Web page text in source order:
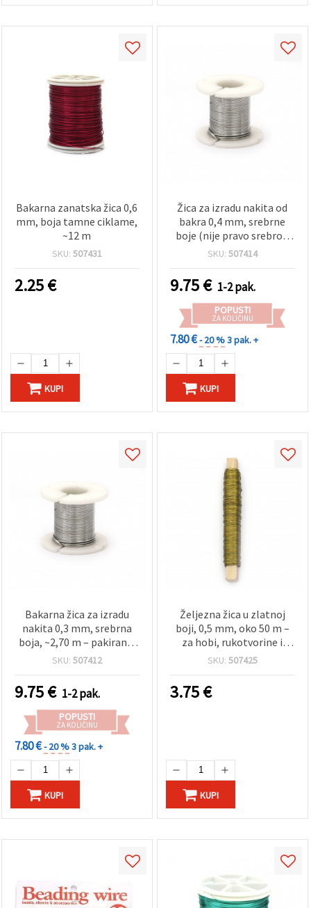
Bakarna zanatska žica 0,6
mm, boja tamne ciklame,
~12 m
SKU: 507431
2.25€
KUPI
Žica za izradu nakita od
bakra 0,4 mm, srebrne
boje (nije pravo srebro),
~2,70 m, set 12 kom – za
SKU: 507414
9.75€ 1-2 pak.
POPUSTI
ZA KOLIČINU
7.80 €- 20 %3 pak. +
KUPI
Bakarna žica za izradu
nakita 0,3 mm, srebrna
boja, ~2,70 m – pakiranje
12 komada
SKU: 507412
9.75€ 1-2 pak.
POPUSTI
ZA KOLIČINU
7.80 €- 20 %3 pak. +
KUPI
Željezna žica u zlatnoj
boji, 0,5 mm, oko 50 m –
za hobi, rukotvorine i
izradu nakita
SKU: 507425
3.75€
KUPI